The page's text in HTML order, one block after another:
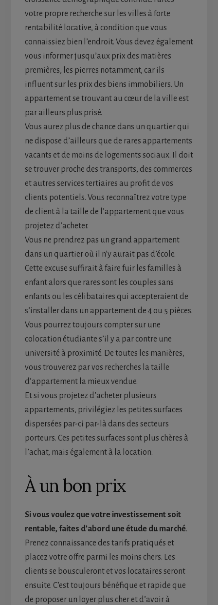
votre propre recherche sur les villes à forte
rentabilité locative, à condition que vous
connaissiez bien l’endroit. Vous devez également
vous informer jusqu’aux prix des matières
premières, les pierres notamment, car ils
influent sur les prix des biens immobiliers. Un
appartement se trouvant au cœur de la ville est
par ailleurs plus prisé.
Vous aurez plus de chance dans un quartier qui
ne dispose d’ailleurs que de rares appartements
vacants et de moins de logements sociaux. Il doit
se trouver proche des transports, des commerces
et autres services tertiaires au profit de vos
clients potentiels. Vous reconnaîtrez votre type
de client à la taille de l’appartement que vous
projetez d’acheter.
Vous ne prendrez pas un grand appartement
dans un quartier où il n’y aurait pas d’école.
Cette excuse suffirait à faire fuir les familles à
enfant alors que rares sont les couples sans
enfants ou les célibataires qui accepteraient de
s’installer dans un appartement de 4 ou 5 pièces.
Vous pourrez toujours compter sur une
colocation étudiante s’il y a par contre une
université à proximité. De toutes les manières,
vous trouverez par vos recherches la taille
d’appartement la mieux vendue.
Et si vous projetez d’acheter plusieurs
appartements, privilégiez les petites surfaces
dispersées par-ci par-là dans des secteurs
porteurs. Ces petites surfaces sont plus chères à
l’achat, mais également à la location.
À un bon prix
Si vous voulez que votre investissement soit
rentable, faites d’abord une étude du marché.
Prenez connaissance des tarifs pratiqués et
placez votre offre parmi les moins chers. Les
clients se bousculeront et vos locataires seront
ensuite. C’est toujours bénéfique et rapide que
de proposer un loyer plus cher et d’avoir à